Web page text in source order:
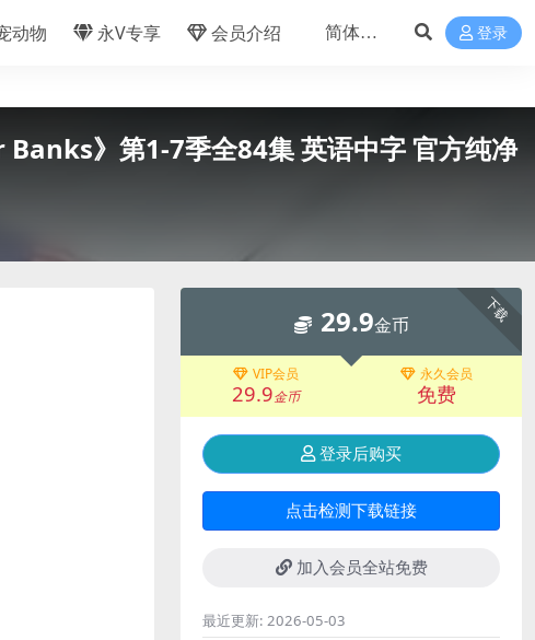
动物 永V专享 会员介绍 登录
》第1-7季全84集 英语中字 官方纯净
下载
29.9金币
VIP会员
29.9金币
永久会员
免费
登录后购买
点击检测下载链接
加入会员全站免费
最近更新: 2026-05-03